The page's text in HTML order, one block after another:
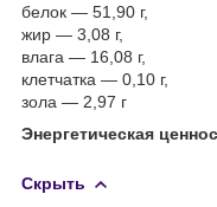
белок — 51,90 г,
жир — 3,08 г,
влага — 16,08 г,
клетчатка — 0,10 г,
зола — 2,97 г
Энергетическая
Скрыть